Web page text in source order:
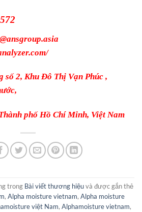
số 2, Khu Đô Thị Vạn Phúc ,
phố Hồ Chí Minh, Việt Nam
trong Bài viết thương hiệuvà được gắn thẻ
, Alpha moisture vietnam, Alpha moisture
việt Nam, Alphamoisture vietnam,